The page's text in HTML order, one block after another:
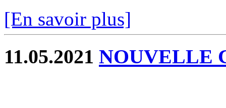
[En savoir plus]
11.05.2021 NOUVELLE